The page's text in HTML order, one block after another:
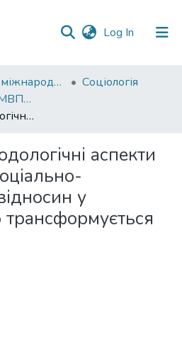
Log In (current)
09. Факультет міжнародних відносин, політології та соціології
Соціологія
Статті та доповіді ФМВПС (Соціологія)
Теоретико-методологічні аспекти дослідження соціально-партнерських відносин у суспільстві, що трансформується
аспекти
у
трансформується